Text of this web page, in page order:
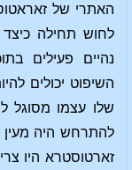
האתרי של
לחוש תחילה
נהיים פעילים
השיפוט יכולים
שלו עצמו מסוגל
להתרחש היה מעין
זארטוסטרא היו